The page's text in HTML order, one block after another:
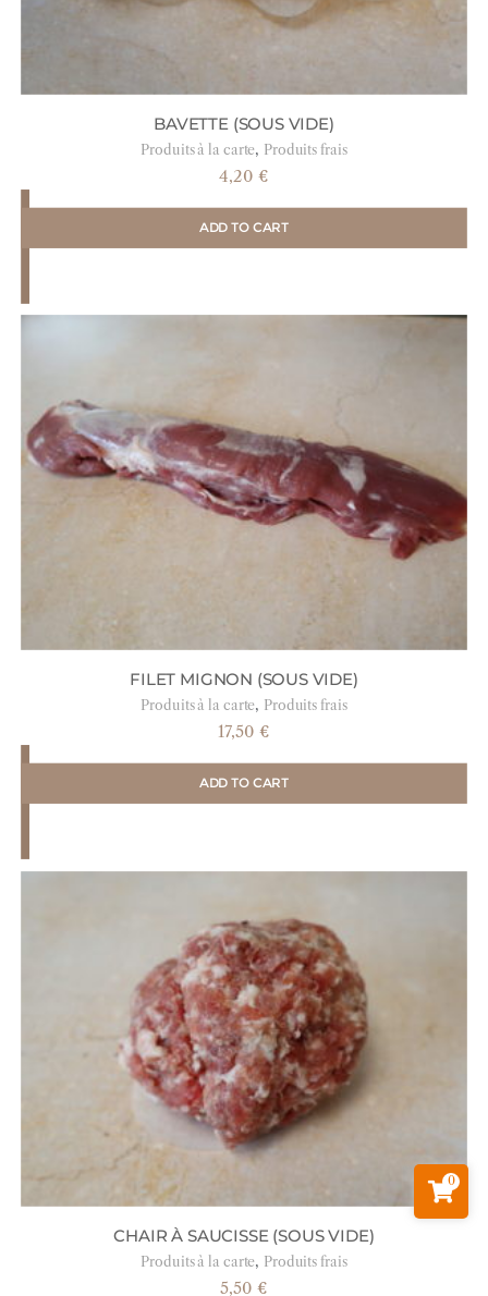
BAVETTE (SOUS VIDE)
Produits à la carte, Produits frais
4,20 €
ADD TO CART
FILET MIGNON (SOUS VIDE)
Produits à la carte, Produits frais
17,50 €
ADD TO CART
CHAIR À SAUCISSE (SOUS VIDE)
Produits à la carte, Produits frais
5,50 €
0